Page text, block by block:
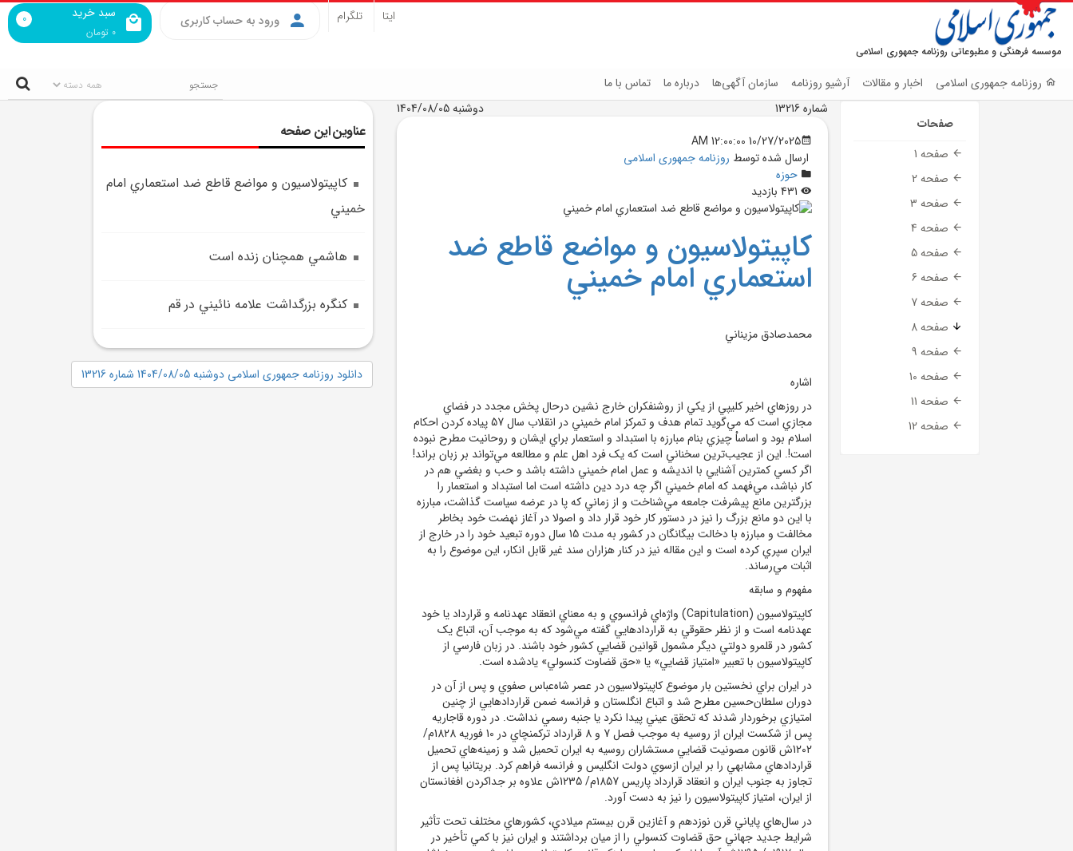
موسسه فرهنگی و مطبوعاتی روزنامه جمهوری اسلامی
سبد خرید
0 تومان
0 ورود به حساب کاربری ایتا تلگرام
روزنامه جمهوری اسلامی اخبار و مقالات آرشیو روزنامه سازمان آگهی‌ها درباره ما تماس با ما
صفحات
صفحه 1
صفحه 2
صفحه 3
صفحه 4
صفحه 5
صفحه 6
صفحه 7
صفحه 8
صفحه 9
صفحه 10
صفحه 11
صفحه 12
شماره 13216
دوشنبه 1404/08/05
10/27/2025 12:00:00 AM
ارسال شده توسط روزنامه جمهوری اسلامی
حوزه
کاپيتولاسيون و مواضع قاطع ضد
استعماري امام ‌خميني
محمدصادق مزيناني
اشاره
در روزهاي اخير کليپي از يکي از روشنفکران خارج نشين درحال پخش مجدد در فضاي
مجازي است که مي‌گويد تمام هدف و تمرکز امام ‌خميني در انقلاب سال 57 پياده کردن احکام
اسلام بود و اساساْ چيزي بنام مبارزه با استبداد و استعمار براي ايشان و روحانيت مطرح نبوده
است!. اين از عجيب‌ترين سخناني است که يک فرد اهل علم و مطالعه مي‌تواند بر زبان براند!
اگر کسي کمترين آشنايي با انديشه و عمل امام ‌خميني داشته باشد و حب و بغضي هم در
کار نباشد، مي‌فهمد که امام ‌خميني اگر چه درد دين داشته است اما استبداد و استعمار را
بزرگترين مانع پیشرفت جامعه مي‌شناخت و از زماني که پا در عرضه سياست گذاشت، مبارزه
با اين دو مانع بزرگ را نيز در دستور کار خود قرار داد و اصولا در آغاز نهضت خود بخاطر
مخالفت و مبارزه با دخالت بيگانگان در کشور به مدت 15 سال دوره تبعيد خود را در خارج از
ايران سپري کرده است و اين مقاله نيز در کنار هزاران سند غير قابل انکار، اين موضوع را به
اثبات مي‌رساند.
مفهوم‌ و سابقه
کاپيتولاسيون (Capitulation) واژه‌اي فرانسوي و به معناي انعقاد عهدنامه و قرارداد يا خود
عهدنامه است و از نظر حقوقي به قراردادهايي گفته مي‌شود که به موجب آن، اتباع يک
کشور در قلمرو دولتي ديگر مشمول قوانين قضايي کشور خود باشند. در زبان فارسي از
کاپيتولاسيون با تعبير «امتياز قضايي» يا «حق قضاوت کنسولي» يادشده است.
در ايران براي نخستين بار موضوع کاپيتولاسيون در عصر شاه‌عباس صفوي و پس از آن در
دوران سلطان‌حسين مطرح شد و اتباع انگلستان و فرانسه ضمن قراردادهايي از چنين
امتيازي برخوردار شدند که تحقق عيني پيدا نکرد يا جنبه رسمي نداشت. در دوره قاجاريه
پس از شکست ايران از روسيه به موجب فصل 7 و 8 قرارداد ترکمنچاي در 10 فوريه 1828م/
1202ش قانون مصونيت قضايي مستشاران روسيه به ايران تحميل شد و زمينه‌هاي تحميل
قراردادهاي مشابهي را بر ايران ازسوي دولت انگليس و فرانسه فراهم کرد. بريتانيا پس از
تجاوز به جنوب ايران و انعقاد قرارداد پاريس 1857م/ 1235ش علاوه بر جداکردن افغانستان
از ايران، امتياز کاپيتولاسيون را نيز به دست آورد.
در سال‌هاي پاياني قرن نوزدهم و آغازين قرن بيستم ميلادي، کشورهاي مختلف تحت تأثير
شرايط جديد جهاني حق قضاوت کنسولي را از ميان برداشتند و ايران نيز با کمي تأخير در
عناوین این صفحه
کاپيتولاسيون و مواضع قاطع ضد استعماري امام
‌خميني
هاشمي همچنان زنده است
کنگره بزرگداشت علامه نائيني در قم
دانلود روزنامه جمهوری اسلامی دوشنبه 1404/08/05 شماره 13216